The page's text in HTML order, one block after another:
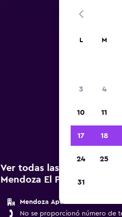
A
Ver todas las agencias de
Mendoza El Plumerillo
Mendoza Apo
No se proporcionó número de
L M
3 4
10 11
17 18
24 25
31